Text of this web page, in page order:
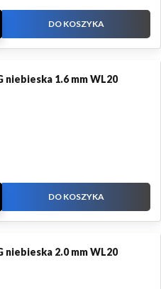
DO KOSZYKA
1.6 mm WL20
DO KOSZYKA
2.0 mm WL20